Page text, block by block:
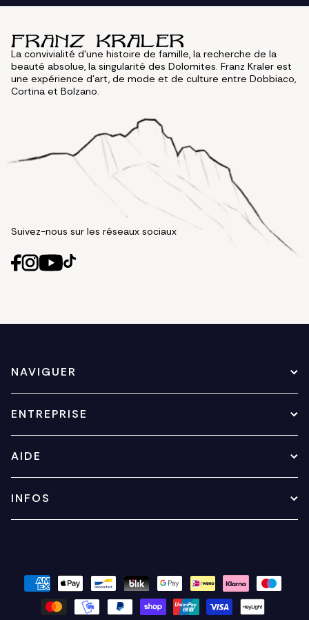
La convivialité d'une histoire de famille, la recherche de la
beauté absolue, la singularité des Dolomites. Franz Kraler est
une expérience d'art, de mode et de culture entre Dobbiaco,
Cortina et Bolzano.
Suivez-nous sur les réseaux sociaux
NAVIGUER
ENTREPRISE
AIDE
INFOS